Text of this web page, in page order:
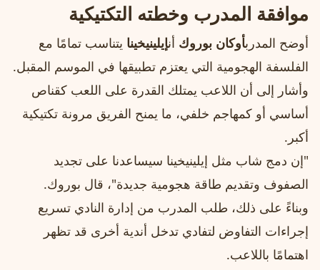
موافقة المدرب وخطته التكتيكية
أوضح المدربأوكان بوروك أنإيلينيخينا يتناسب تمامًا مع
الفلسفة الهجومية التي يعتزم تطبيقها في الموسم المقبل.
وأشار إلى أن اللاعب يمتلك القدرة على اللعب كقناص
أساسي أو كمهاجم خلفي، ما يمنح الفريق مرونة تكتيكية
أكبر.
"إن دمج شاب مثل إيلينيخينا سيساعدنا على تجديد
الصفوف وتقديم طاقة هجومية جديدة"، قال بوروك.
وبناءً على ذلك، طلب المدرب من إدارة النادي تسريع
إجراءات التفاوض لتفادي تدخل أندية أخرى قد تظهر
اهتمامًا باللاعب.